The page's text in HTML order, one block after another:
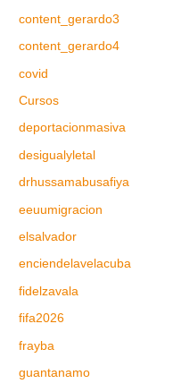
content_gerardo3
content_gerardo4
covid
Cursos
deportacionmasiva
desigualyletal
drhussamabusafiya
eeuumigracion
elsalvador
enciendelavelacuba
fidelzavala
fifa2026
frayba
guantanamo